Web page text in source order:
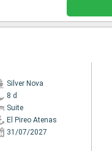
Silver Nova
8 d
Suite
El Pireo Atenas
31/07/2027